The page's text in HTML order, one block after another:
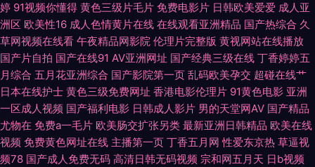
品手机9 www天天精品 福利网av 久久99精品在线 欧美性天天操 91在线超
国产偷自第七页 蜜桃久热久精品 日韩论理视频 香蕉视频官网 91国内大片 Av
天堂资源站 福利夜导航 精品视频一二 欧美激情rp 老湿机97老司机 五月五成
人网站 91蜜臀导航 超碰人人澡 含羞草电影天堂 免费观看国产视频 日韩色图
影院 亚洲第一导航污 91入口黑丝 欧美另类色图视频 午夜影院色 91沙发视频
婷 91视频你懂得 黄色三级片毛片 免费电影片 日韩欧美爱爱 成人亚
洲区 欧美性16 成人色情黄片在线 在线观看亚洲精品 国产热综合 久
草网视频在线看 午夜精品网影院 伦理片完整版 黄视网站在线播放
国产片自拍 国产在线91 AV亚洲网址 国产经典三级在线 丁香婷婷五
月综合 五月花亚洲综合 国产影院第一页 乱码欧美孕交 超碰在线艹
日本在线护士 黄色三级免费网址 香港电影伦理片 91黄色电影 亚洲
一区成人视频 国产福利电影 日韩成人影片 男的天堂网AV 国产精品
尤物在 免费a一毛片 欧美肠交扩张另类 最新亚洲日韩精品 欧美在线
视频 免费黄色网址在线 主播第一页 丁香五月网 性爱东京热 草逼视
频78 国产成人免费无码 高清日韩无码视频 宗和网五月天 日b视频